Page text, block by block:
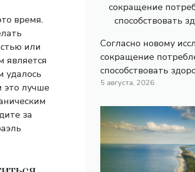
время.
или
является
удалось
это лучше
за
Согласно новому
сокращение
способствовать
5 августа, 2026